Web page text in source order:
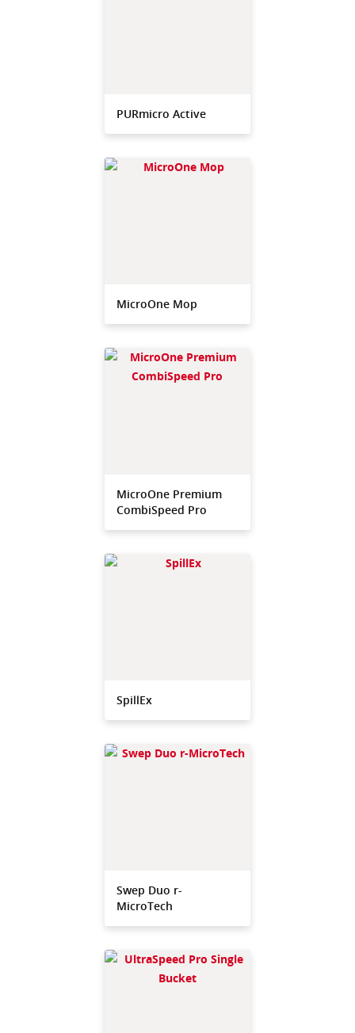
PURmicro Active
MicroOne Mop
MicroOne Premium
CombiSpeed Pro
SpillEx
Swep Duo r-
MicroTech